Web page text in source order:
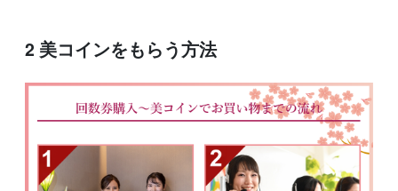
2 美コインをもらう方法